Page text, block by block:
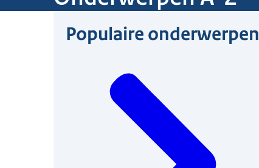
Populaire onderwerpen